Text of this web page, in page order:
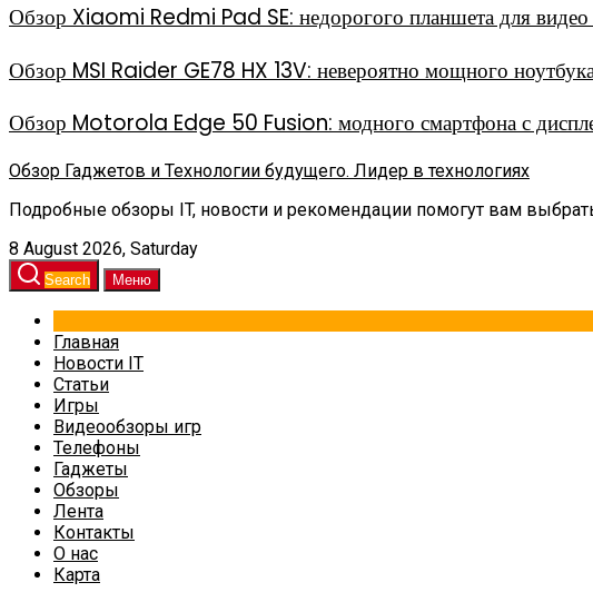
Обзор Xiaomi Redmi Pad SE: недорогого планшета для видео
Обзор MSI Raider GE78 HX 13V: невероятно мощного
Обзор Motorola Edge 50 Fusion: модного смартфона с
Обзор Гаджетов и Технологии будущего. Лидер в технологиях
Подробные обзоры IT, новости и рекомендации помогут вам
8 August 2026, Saturday
Search Меню
Главная
Новости IT
Статьи
Игры
Видеообзоры игр
Телефоны
Гаджеты
Обзоры
Лента
Контакты
О нас
Карта